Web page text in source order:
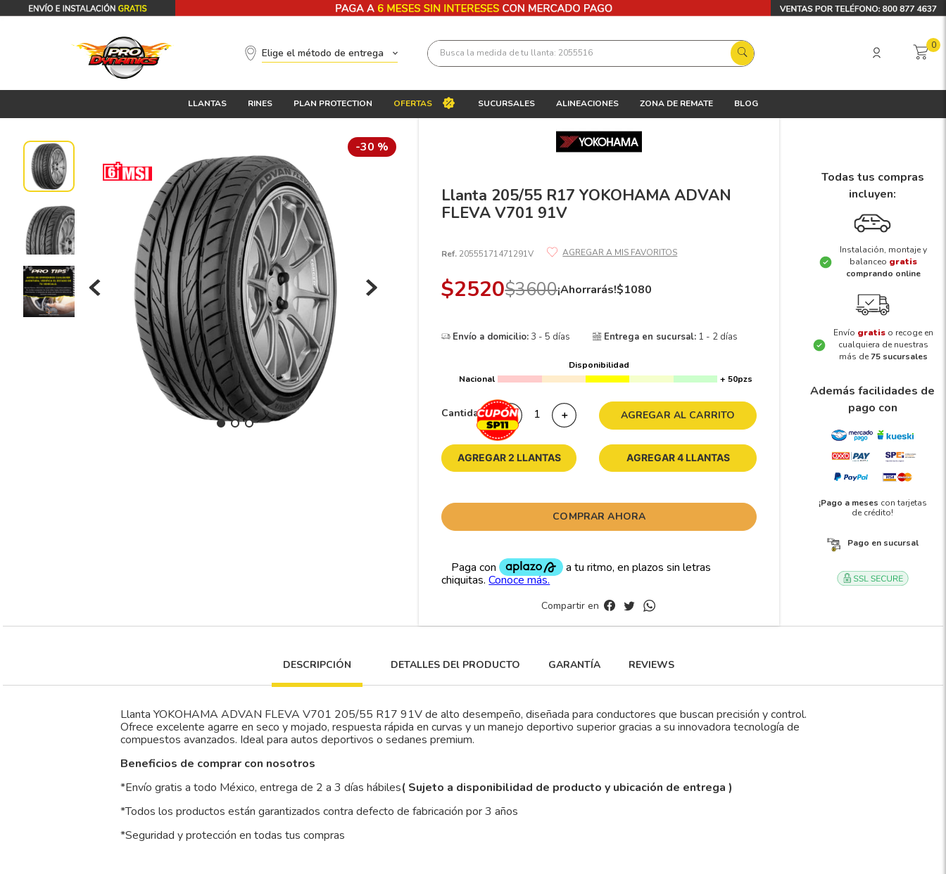
Elige el método de entrega Busca la medida de tu llanta: 2055516 0
LLANTAS RINES PLAN PROTECTION OFERTAS SUCURSALES ALINEACIONES ZONA DE REMATE BLOG
-30 %
Llanta 205/55 R17 YOKOHAMA ADVAN
FLEVA V701 91V
Ref. 20555171471291V
$2520$3600¡Ahorrarás!$1080
Envío a domicilio:3 - 5 días Entrega en sucursal: 1 - 2 días
Disponibilidad
Nacional
+ 50pzs
Cantidad ＋
－ AGREGAR AL CARRITO
AGREGAR 2 LLANTAS AGREGAR 4 LLANTAS
COMPRAR AHORA
Compartir en
Todas tus compras
incluyen:
Instalación, montaje y
balanceo gratis
comprando online
Envío gratis o recoge en
cualquiera de nuestras
más de75 sucursales
Además facilidades de
pago con
¡Pago a meses con tarjetas
de crédito!
Pago en sucursal
DESCRIPCIÓN DETALLES DEl PRODUCTO GARANTÍA REVIEWS
Llanta YOKOHAMA ADVAN FLEVA V701 205/55 R17 91V de alto desempeño, diseñada para conductores que buscan precisión y control.
Ofrece excelente agarre en seco y mojado, respuesta rápida en curvas y un manejo deportivo superior gracias a su innovadora tecnología de
compuestos avanzados. Ideal para autos deportivos o sedanes premium.
Beneficios de comprar con nosotros
*Envío gratis a todo México, entrega de 2 a 3 días hábiles( Sujeto a disponibilidad de producto y ubicación de entrega )
*Todos los productos están garantizados contra defecto de fabricación por 3 años
*Seguridad y protección en todas tus compras
Términos más buscados